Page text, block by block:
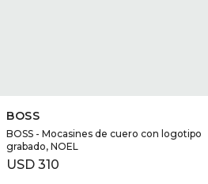
BOSS
BOSS - Mocasines de cuero con logotipo
grabado, NOEL
USD 310